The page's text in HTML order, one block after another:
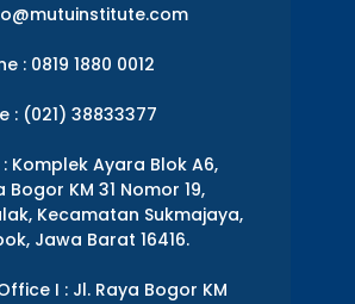
: 0819 1880 0012
: (021) 38833377
Komplek Ayara Blok A6,
Bogor KM 31 Nomor 19,
Kecamatan Sukmajaya,
Jawa Barat 16416.
I : Jl. Raya Bogor KM